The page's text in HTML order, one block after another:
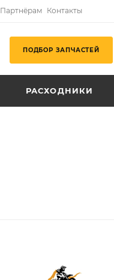
Партнёрам Контакты
ПОДБОР ЗАПЧАСТЕЙ
РАСХОДНИКИ